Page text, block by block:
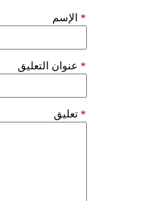
الإسم *
عنوان التعليق *
تعليق *